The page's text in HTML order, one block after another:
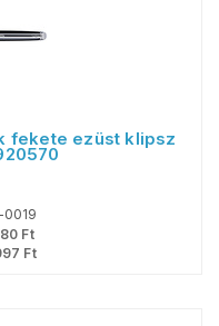
fekete ezüst klipsz
Ft
Ft